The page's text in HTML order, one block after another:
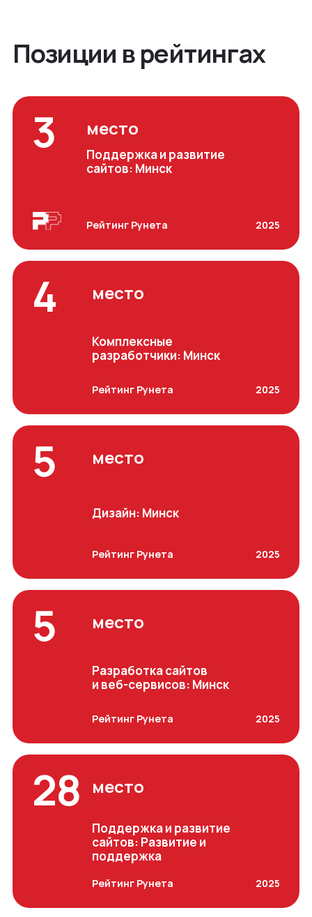
Позиции в рейтингах
3 место
Поддержка и развитие
сайтов: Минск
Рейтинг Рунета 2025
4 место
Комплексные
разработчики: Минск
Рейтинг Рунета 2025
5 место
Дизайн: Минск
Рейтинг Рунета 2025
5 место
Разработка сайтов
и веб-сервисов: Минск
Рейтинг Рунета 2025
28 место
Поддержка и развитие
сайтов: Развитие и
поддержка
Рейтинг Рунета 2025